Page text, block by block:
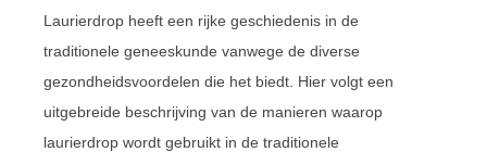
Laurierdrop heeft een rijke geschiedenis in de
traditionele geneeskunde vanwege de diverse
gezondheidsvoordelen die het biedt. Hier volgt een
uitgebreide beschrijving van de manieren waarop
laurierdrop wordt gebruikt in de traditionele